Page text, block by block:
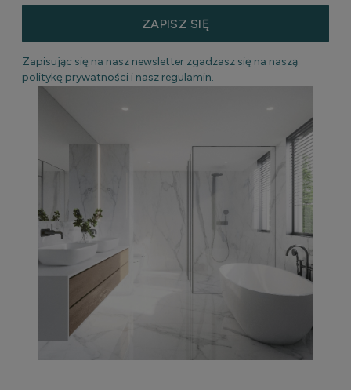
ZAPISZ SIĘ
Zapisując się na nasz newsletter zgadzasz się na naszą
politykę prywatności i nasz regulamin.